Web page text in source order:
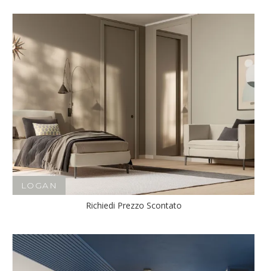
LOGAN
Richiedi Prezzo Scontato